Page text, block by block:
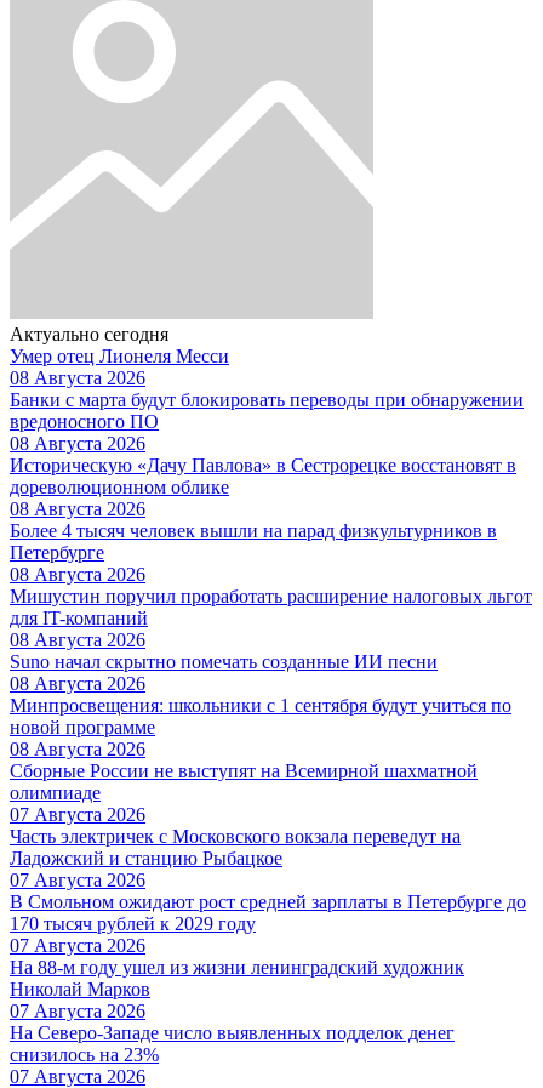
Актуально сегодня
Умер отец Лионеля Месси
08 Августа 2026
Банки с марта будут блокировать переводы при обнаружении
вредоносного ПО
08 Августа 2026
Историческую «Дачу Павлова» в Сестрорецке восстановят в
дореволюционном облике
08 Августа 2026
Более 4 тысяч человек вышли на парад физкультурников в
Петербурге
08 Августа 2026
Мишустин поручил проработать расширение налоговых льгот
для IT-компаний
08 Августа 2026
Suno начал скрытно помечать созданные ИИ песни
08 Августа 2026
Минпросвещения: школьники с 1 сентября будут учиться по
новой программе
08 Августа 2026
Сборные России не выступят на Всемирной шахматной
олимпиаде
07 Августа 2026
Часть электричек с Московского вокзала переведут на
Ладожский и станцию Рыбацкое
07 Августа 2026
В Смольном ожидают рост средней зарплаты в Петербурге до
170 тысяч рублей к 2029 году
07 Августа 2026
На 88-м году ушел из жизни ленинградский художник
Николай Марков
07 Августа 2026
На Северо-Западе число выявленных подделок денег
снизилось на 23%
07 Августа 2026